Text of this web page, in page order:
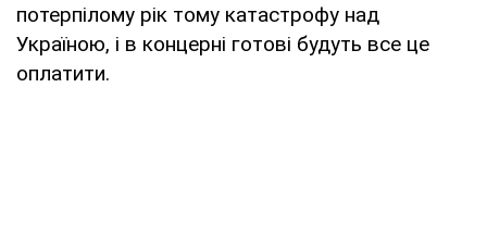
потерпілому рік тому катастрофу над
Україною, і в концерні готові будуть все це
оплатити.